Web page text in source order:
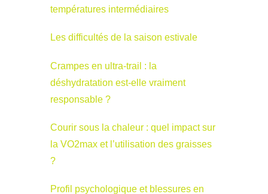
températures intermédiaires
Les difficultés de la saison estivale
Crampes en ultra-trail : la
déshydratation est-elle vraiment
responsable ?
Courir sous la chaleur : quel impact sur
la VO2max et l’utilisation des graisses
?
Profil psychologique et blessures en